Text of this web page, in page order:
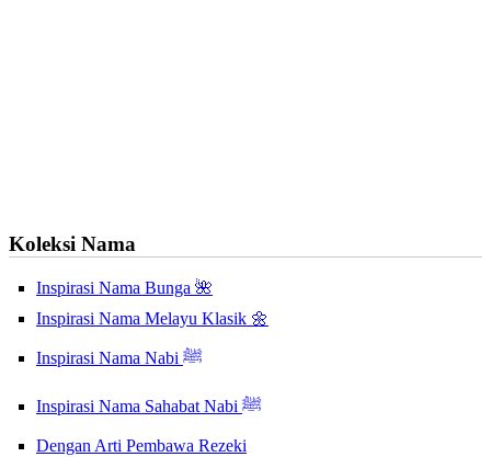
Koleksi Nama
Inspirasi Nama Bunga 🌺
Inspirasi Nama Melayu Klasik 🌼
Inspirasi Nama Nabi ﷺ
Inspirasi Nama Sahabat Nabi ﷺ
Dengan Arti Pembawa Rezeki